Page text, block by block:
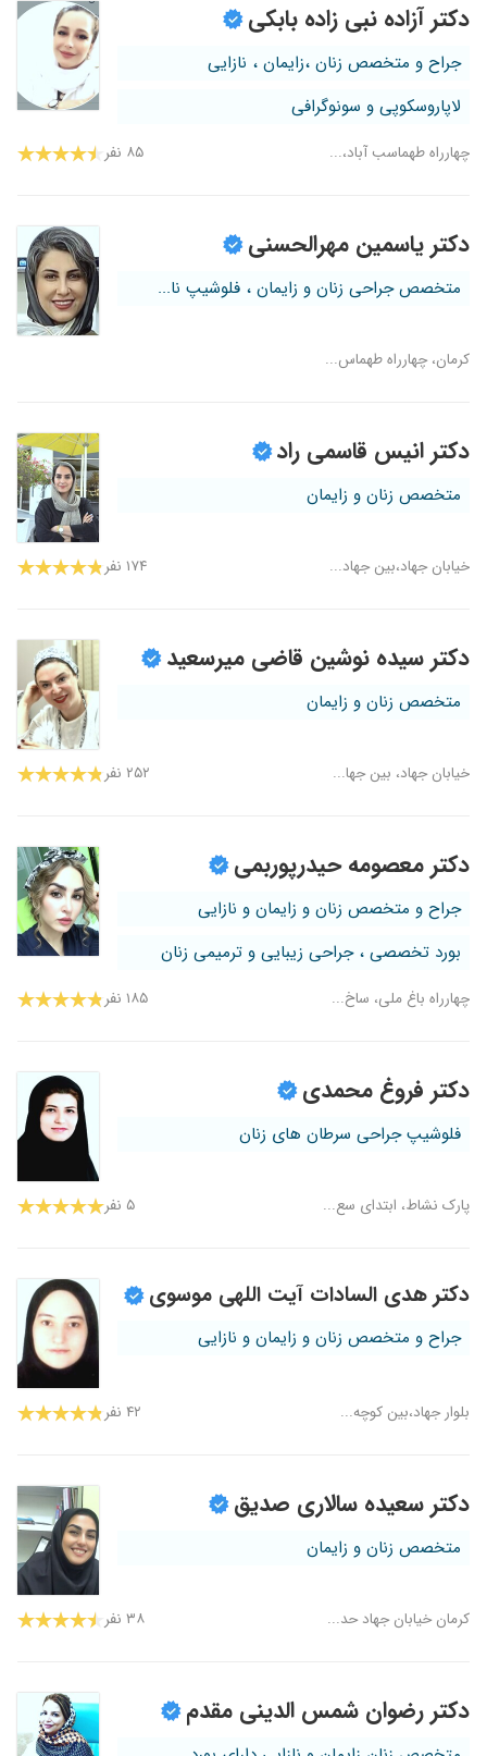
دکتر آزاده نبی زاده بابکی
جراح و متخصص زنان ،زایمان ، نازایی
لاپاروسکوپی و سونوگرافی
چهارراه طهماسب آباد،... ۸۵ نفر
دکتر یاسمین مهرالحسنی
متخصص جراحی زنان و زایمان ، فلوشیپ نا...
کرمان، چهارراه طهماس...
دکتر انیس قاسمی راد
متخصص زنان و زایمان
خیابان جهاد،بین جهاد... ۱۷۴ نفر
دکتر سیده نوشین قاضی میرسعید
متخصص زنان و زایمان
خیابان جهاد، بین جها... ۲۵۲ نفر
دکتر معصومه حیدرپوربمی
جراح و متخصص زنان و زایمان و نازایی
بورد تخصصی ، جراحی زیبایی و ترمیمی زنان
چهارراه باغ ملی، ساخ... ۱۸۵ نفر
دکتر فروغ محمدی
فلوشیپ جراحی سرطان های زنان
پارک نشاط، ابتدای سع... ۵ نفر
دکتر هدی السادات آیت اللهی موسوی
جراح و متخصص زنان و زایمان و نازایی
بلوار جهاد،بین کوچه... ۴۲ نفر
دکتر سعیده سالاری صدیق
متخصص زنان و زایمان
کرمان خیابان جهاد حد... ۳۸ نفر
دکتر رضوان شمس الدینی مقدم